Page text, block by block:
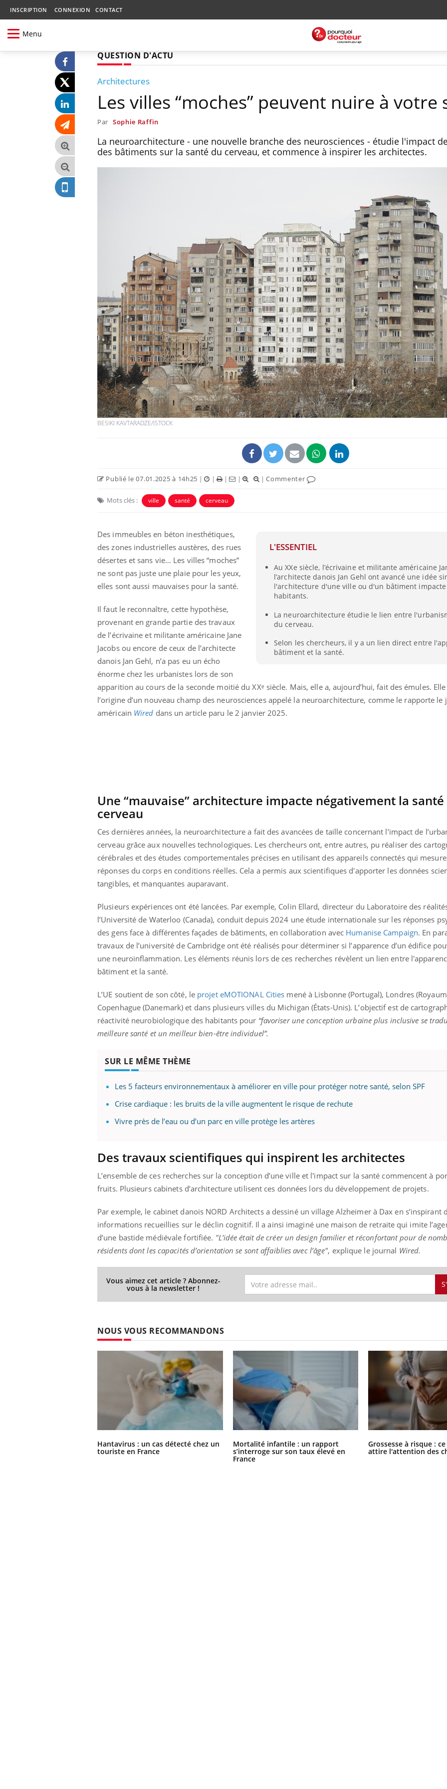
INSCRIPTION CONNEXION CONTACT
Menu
QUESTION D'ACTU
Architectures
Les villes “moches” peuvent nuire à votre
Par Sophie Raffin
La neuroarchitecture - une nouvelle branche des neurosciences - étudie l'impact
des bâtiments sur la santé du cerveau, et commence à inspirer les architectes.
BESIKI KAVTARADZE/ISTOCK
Publié le 07.01.2025 à 14h25 | | | | |Commenter
Mots clés : ville santé cerveau
L'ESSENTIEL
Au XXe siècle, l’écrivaine et militante américaine
l’architecte danois Jan Gehl ont avancé une idée
l'architecture d'une ville ou d'un bâtiment impacte
habitants.
La neuroarchitecture étudie le lien entre
du cerveau.
Selon les chercheurs, il y a un lien direct entre
bâtiment et la santé.
Des immeubles en béton inesthétiques,
des zones industrielles austères, des rues
désertes et sans vie… Les villes “moches”
ne sont pas juste une plaie pour les yeux,
elles sont aussi mauvaises pour la santé.
Il faut le reconnaître, cette hypothèse,
provenant en grande partie des travaux
de l’écrivaine et militante américaine Jane
Jacobs ou encore de ceux de l’architecte
danois Jan Gehl, n’a pas eu un écho
énorme chez les urbanistes lors de son
apparition au cours de la seconde moitié du XXᵉ siècle. Mais, elle a, aujourd’hui, fait des émules.
l’origine d’un nouveau champ des neurosciences appelé la neuroarchitecture, comme le rapporte le
américain Wired dans un article paru le 2 janvier 2025.
Une “mauvaise” architecture impacte négativement la
cerveau
Ces dernières années, la neuroarchitecture a fait des avancées de taille concernant l’impact de
cerveau grâce aux nouvelles technologiques. Les chercheurs ont, entre autres, pu réaliser des
cérébrales et des études comportementales précises en utilisant des appareils connectés qui
réponses du corps en conditions réelles. Cela a permis aux scientifiques d'apporter les données
tangibles, et manquantes auparavant.
Plusieurs expériences ont été lancées. Par exemple, Colin Ellard, directeur du Laboratoire des
l’Université de Waterloo (Canada), conduit depuis 2024 une étude internationale sur les réponses
des gens face à différentes façades de bâtiments, en collaboration avec Humanise Campaign. En
travaux de l’université de Cambridge ont été réalisés pour déterminer si l’apparence d’un édifice
une neuroinflammation. Les éléments réunis lors de ces recherches révèlent un lien entre
bâtiment et la santé.
L’UE soutient de son côté, le projet eMOTIONAL Cities mené à Lisbonne (Portugal), Londres
Copenhague (Danemark) et dans plusieurs villes du Michigan (États-Unis). L’objectif est de
réactivité neurobiologique des habitants pour “favoriser une conception urbaine plus inclusive se
meilleure santé et un meilleur bien-être individuel”.
SUR LE MÊME THÈME
Les 5 facteurs environnementaux à améliorer en ville pour protéger notre santé, selon SPF
Crise cardiaque : les bruits de la ville augmentent le risque de rechute
Vivre près de l’eau ou d’un parc en ville protège les artères
Des travaux scientifiques qui inspirent les architectes
L’ensemble de ces recherches sur la conception d’une ville et l'impact sur la santé commencent à
fruits. Plusieurs cabinets d’architecture utilisent ces données lors du développement de projets.
Par exemple, le cabinet danois NORD Architects a dessiné un village Alzheimer à Dax en s’inspirant
informations recueillies sur le déclin cognitif. Il a ainsi imaginé une maison de retraite qui imite
d’une bastide médiévale fortifiée. "L’idée était de créer un design familier et réconfortant pour de
résidents dont les capacités d’orientation se sont affaiblies avec l’âge", explique le journal Wired.
Vous aimez cet article ? Abonnez-
vous à la newsletter !
NOUS VOUS RECOMMANDONS
Hantavirus : un cas détecté chez un
touriste en France
Mortalité infantile : un rapport
s’interroge sur son taux élevé en
France
Grossesse à risque :
attire l'attention des
Fortes chaleurs :
noyade grimpe-t-il ?
Le Viagra pourrait-il
cancer ?
Pourquoi manger moins
de protéines pourrait
finalement être bénéfique
Grossesse et chaleur : ce
que dit la science
l'apprentissage de la
lecture ?
vacances, elle reste dans
le coma pendant 42 jours
réflexe
quelle
une
les
Diabète & Ramadan 2026Youtube
nombreuses personnes atteintes de
défis, mais ...
Youtube
Un « jumeau numérique » pour
faciliter l’accès à la médecine
préventive Youtube
mutualiste innove en matière de bilan de
santé : l'utilisation d'un « jumeau
numérique » permet ...
COUP DE FOOD sur
Coup de food sur le
nouveau rendez-vous
épisode, une ...